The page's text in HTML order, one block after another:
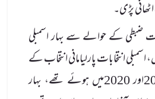
ضبطی کے حوالے سے بہار اسمبلی
اسمبلی انتخابات پارلیامانی انتخاب کے
ایک سال بعد یعنی 2015اور 2020میں ہوئے تھے، بہار